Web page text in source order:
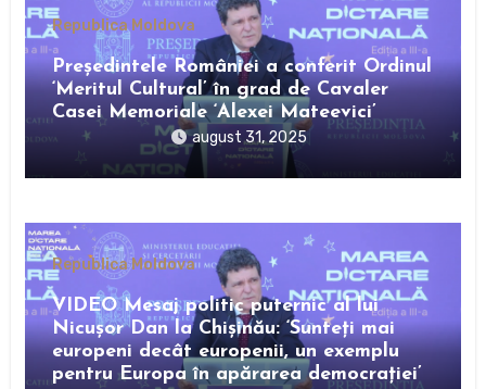
Republica Moldova
Preşedintele României a conferit Ordinul
‘Meritul Cultural’ în grad de Cavaler
Casei Memoriale ‘Alexei Mateevici’
august 31, 2025
Republica Moldova
VIDEO Mesaj politic puternic al lui
Nicușor Dan la Chișinău: ‘Sunteți mai
europeni decât europenii, un exemplu
pentru Europa în apărarea democrației’